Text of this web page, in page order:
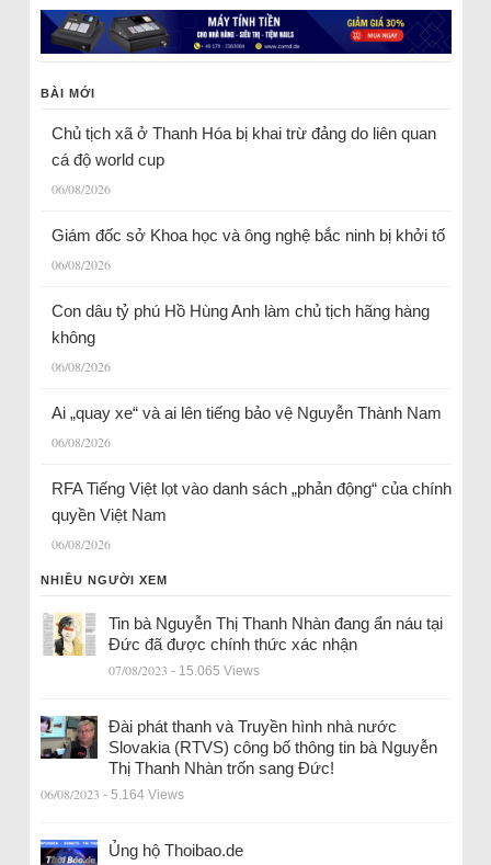
BÀI MỚI
Chủ tịch xã ở Thanh Hóa bị khai trừ đảng do liên quan
cá độ world cup
06/08/2026
Giám đốc sở Khoa học và ông nghệ bắc ninh bị khởi tố
06/08/2026
Con dâu tỷ phú Hồ Hùng Anh làm chủ tịch hãng hàng
không
06/08/2026
Ai „quay xe“ và ai lên tiếng bảo vệ Nguyễn Thành Nam
06/08/2026
RFA Tiếng Việt lọt vào danh sách „phản động“ của chính
quyền Việt Nam
06/08/2026
NHIỀU NGƯỜI XEM
Tin bà Nguyễn Thị Thanh Nhàn đang ẩn náu tại
Đức đã được chính thức xác nhận
07/08/2023 - 15.065 Views
Đài phát thanh và Truyền hình nhà nước
Slovakia (RTVS) công bố thông tin bà Nguyễn
Thị Thanh Nhàn trốn sang Đức!
06/08/2023 - 5.164 Views
Ủng hộ Thoibao.de